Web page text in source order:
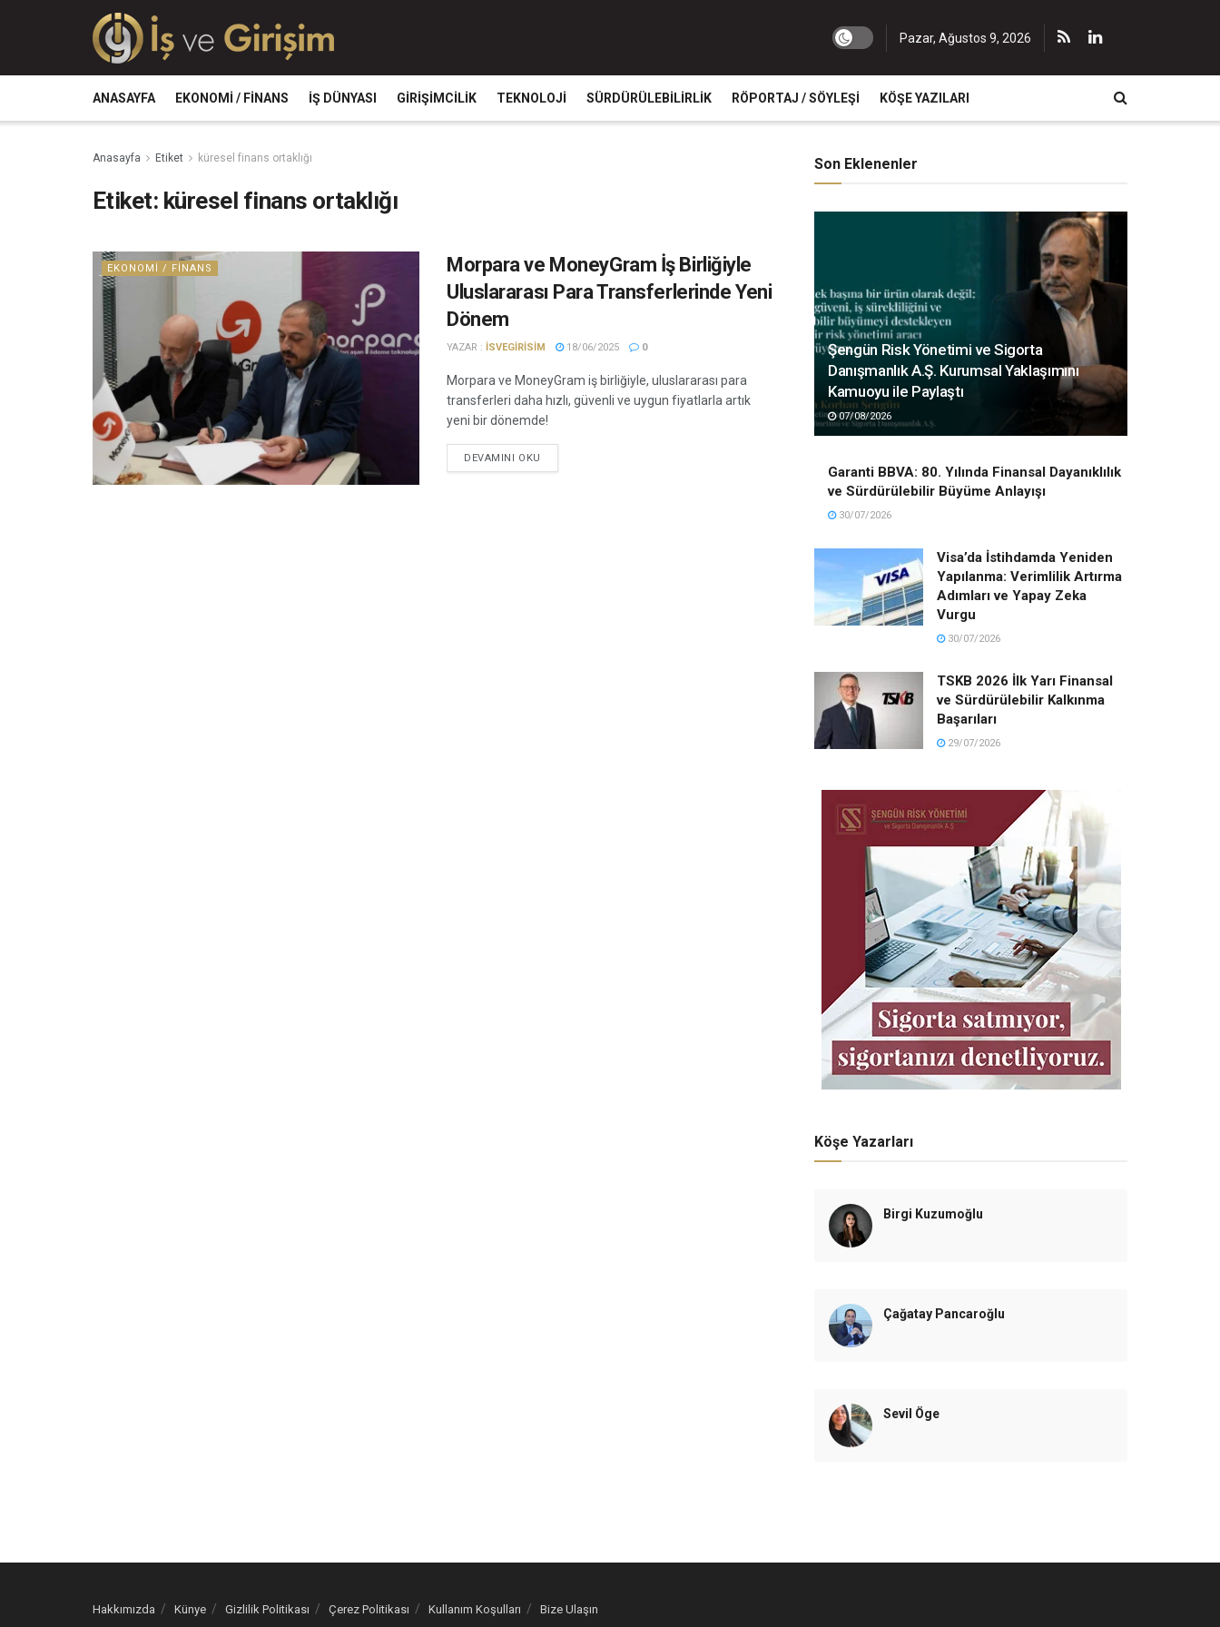
Pazar, Ağustos 9, 2026
ANASAYFA EKONOMI / FINANS İŞ DÜNYASI GIRIŞIMCILIK TEKNOLOJI SÜRDÜRÜLEBILIRLIK RÖPORTAJ / SÖYLEŞI KÖŞE YAZILARI
Anasayfa Etiket küresel finans ortaklığı
Etiket: küresel finans ortaklığı
EKONOMI / FINANS
Morpara ve MoneyGram İş Birliğiyle
Uluslararası Para Transferlerinde Yeni
Dönem
YAZAR : ISVEGIRISIM 18/06/2025 0
Morpara ve MoneyGram iş birliğiyle, uluslararası para
transferleri daha hızlı, güvenli ve uygun fiyatlarla artık
yeni bir dönemde!
DEVAMINI OKU
Son Eklenenler
Şengün Risk Yönetimi ve Sigorta
Danışmanlık A.Ş. Kurumsal Yaklaşımını
Kamuoyu ile Paylaştı
07/08/2026
Garanti BBVA: 80. Yılında Finansal Dayanıklılık
ve Sürdürülebilir Büyüme Anlayışı
30/07/2026
Visa’da İstihdamda Yeniden
Yapılanma: Verimlilik Artırma
Adımları ve Yapay Zeka
Vurgu
30/07/2026
TSKB 2026 İlk Yarı Finansal
ve Sürdürülebilir Kalkınma
Başarıları
29/07/2026
Köşe Yazarları
Birgi Kuzumoğlu
Çağatay Pancaroğlu
Sevil Öge
Hakkımızda Künye Gizlilik Politikası Çerez Politikası Kullanım Koşulları Bize Ulaşın